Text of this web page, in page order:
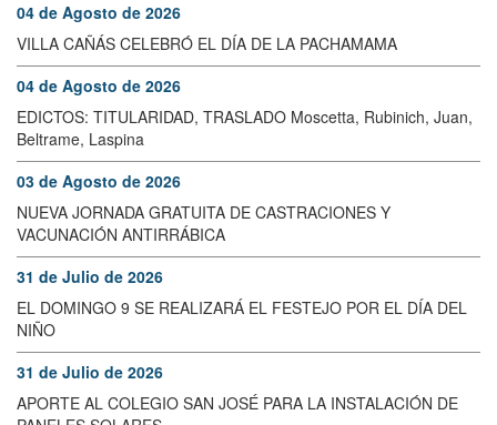
04 de Agosto de 2026
VILLA CAÑÁS CELEBRÓ EL DÍA DE LA PACHAMAMA
04 de Agosto de 2026
EDICTOS: TITULARIDAD, TRASLADO Moscetta, Rubinich, Juan,
Beltrame, Laspina
03 de Agosto de 2026
NUEVA JORNADA GRATUITA DE CASTRACIONES Y
VACUNACIÓN ANTIRRÁBICA
31 de Julio de 2026
EL DOMINGO 9 SE REALIZARÁ EL FESTEJO POR EL DÍA DEL
NIÑO
31 de Julio de 2026
APORTE AL COLEGIO SAN JOSÉ PARA LA INSTALACIÓN DE